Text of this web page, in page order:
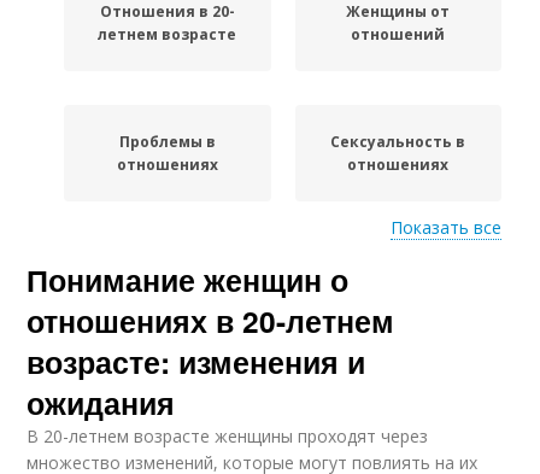
Отношения в 20-
летнем возрасте
Женщины от
отношений
Проблемы в
отношениях
Сексуальность в
отношениях
Независимость в
отношениях
Безопасность в
Женщины на
Показать все
Понимание женщин о
отношениях в 20-летнем
возрасте: изменения и
ожидания
В 20-летнем возрасте женщины проходят через
множество изменений, которые могут повлиять на их